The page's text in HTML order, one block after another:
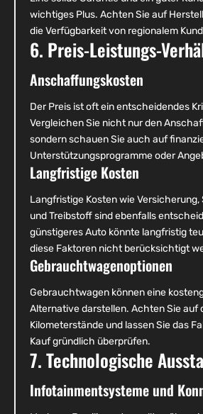
wichtiges Plus. Achten Sie auf
die Verfügbarkeit von regionalem
6. Preis-Leistungs-
Anschaffungskosten
Der Preis ist oft ein entscheidendes
Vergleichen Sie nicht nur den
sondern schauen Sie auch auf
Unterstützungsprogramme oder
Langfristige Kosten
Langfristige Kosten wie Versicherung,
und Treibstoff sind ebenfalls
günstigeres Auto könnte langfristig
diese Faktoren nicht berücksichtigt
Gebrauchtwagenoptionen
Gebrauchtwagen können eine
Alternative darstellen. Achten Sie auf
Kilometerstände und lassen Sie das
Kauf gründlich überprüfen.
7. Technologische
Infotainmentsysteme und